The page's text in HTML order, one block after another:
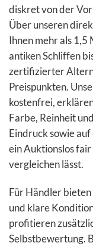
diskret von der
Über unseren
Ihnen mehr als 1,5
antiken Schliffen
zertifizierter
Preispunkten.
kostenfrei,
Farbe, Reinheit
Eindruck sowie auf
ein Auktionslos
vergleichen lässt.
Für Händler
und klare
profitieren
Selbstbewertung.